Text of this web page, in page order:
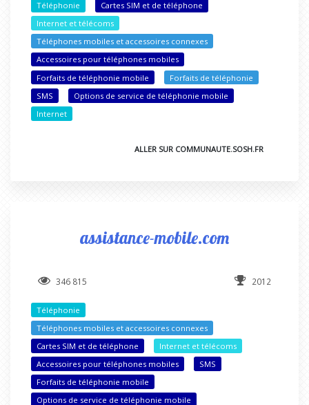
Téléphonie
Cartes SIM et de téléphone
Internet et télécoms
Téléphones mobiles et accessoires connexes
Accessoires pour téléphones mobiles
Forfaits de téléphonie mobile
Forfaits de téléphonie
SMS
Options de service de téléphonie mobile
Internet
ALLER SUR COMMUNAUTE.SOSH.FR
assistance-mobile.com
346 815 2012
Téléphonie
Téléphones mobiles et accessoires connexes
Cartes SIM et de téléphone
Internet et télécoms
Accessoires pour téléphones mobiles
SMS
Forfaits de téléphonie mobile
Options de service de téléphonie mobile